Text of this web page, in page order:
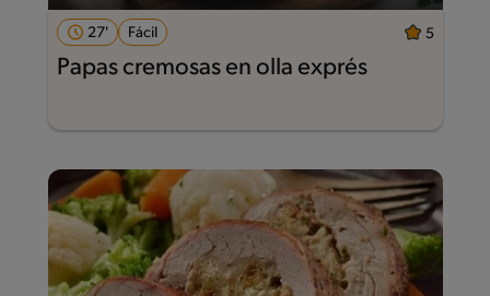
27' Fácil 5
Papas cremosas en olla exprés